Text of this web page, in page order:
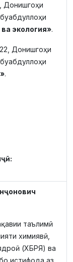
Донишгоҳи
экология».
Донишгоҳи
.
таълимӣ
химиявӣ,
(ХБРЯ) ва